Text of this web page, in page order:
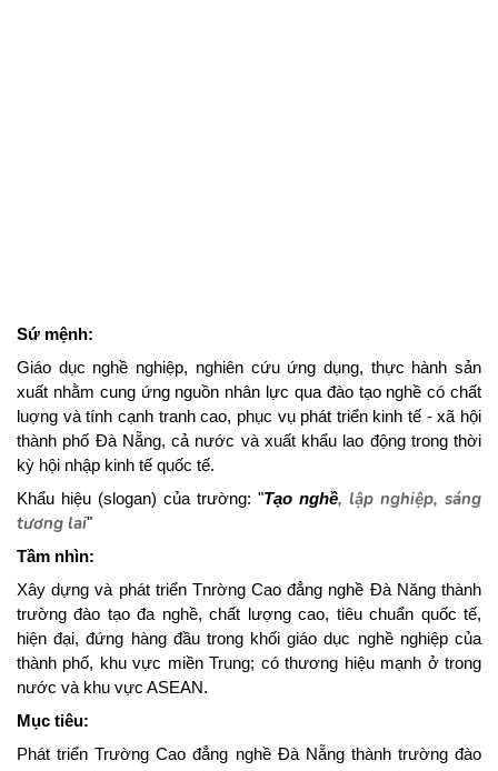
Sứ mệnh:
Giáo dục nghề nghiệp, nghiên cứu ứng dụng, thực hành sản
xuất nhằm cung ứng nguồn nhân lực qua đào tạo nghề có chất
luợng và tính cạnh tranh cao, phục vụ phát triển kinh tế - xã hội
thành phố Đà Nẵng, cả nước và xuất khẩu lao động trong thời
kỳ hội nhập kinh tế quốc tế.
Khẩu hiệu (slogan) của trường: "Tạo nghề, lập nghiệp, sáng
tương lai"
Tầm nhìn:
Xây dựng và phát triển Tnrờng Cao đẳng nghề Đà Năng thành
trường đào tạo đa nghề, chất lượng cao, tiêu chuẩn quốc tế,
hiện đại, đứng hàng đầu trong khối giáo dục nghề nghiệp của
thành phố, khu vực miền Trung; có thương hiệu mạnh ở trong
nước và khu vực ASEAN.
Mục tiêu:
Phát triển Trường Cao đẳng nghề Đà Nẵng thành trường đào